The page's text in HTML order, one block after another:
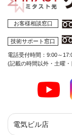
お客様相談窓口
技術サポート窓口
電話受付時間：9:00～
(記載の時間以外・土曜
電気ビル店